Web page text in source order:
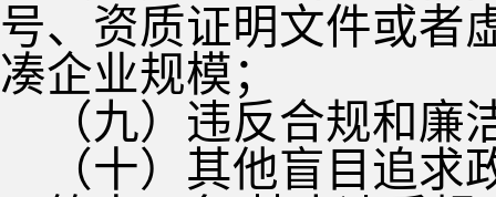
号、资质证明文件或者
凑企业规模；
（九）违反合规和
（十）其他盲目追